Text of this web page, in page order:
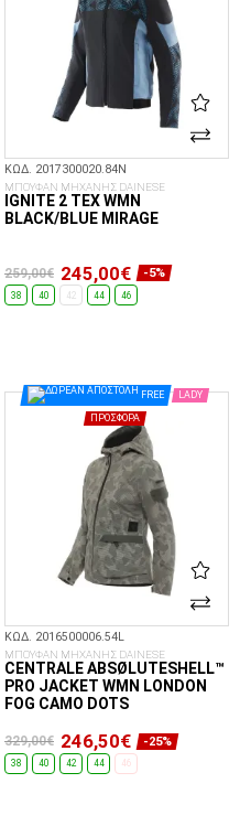
ΚΩΔ. 2017300020.84N
ΜΠΟΥΦΑΝ ΜΗΧΑΝΗΣ DAINESE
IGNITE 2 TEX WMN
BLACK/BLUE MIRAGE
259,00€ 245,00€ -5%
38 40 42 44 46
FREE LADY
ΠΡΟΣΦΟΡΆ
ΚΩΔ. 2016500006.54L
ΜΠΟΥΦΑΝ ΜΗΧΑΝΗΣ DAINESE
CENTRALE ABSØLUTESHELL™
PRO JACKET WMN LONDON
FOG CAMO DOTS
329,00€ 246,50€ -25%
38 40 42 44 46